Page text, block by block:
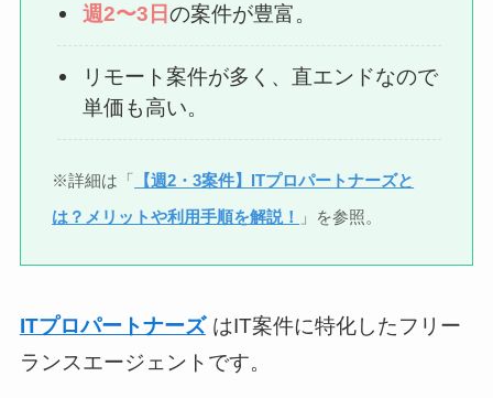
週2〜3日の案件が豊富。
リモート案件が多く、直エンドなので
単価も高い。
※詳細は「 【週2・3案件】ITプロパートナーズと
は？メリットや利用手順を解説！
」を参照。
ITプロパートナーズ はIT案件に特化したフリー
ランスエージェントです。